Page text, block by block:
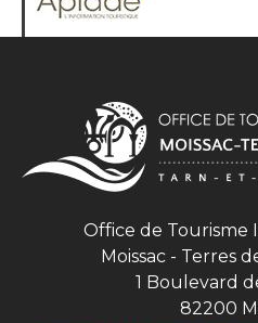
Office de
Moissac - Terres
1 Boulevard
82200